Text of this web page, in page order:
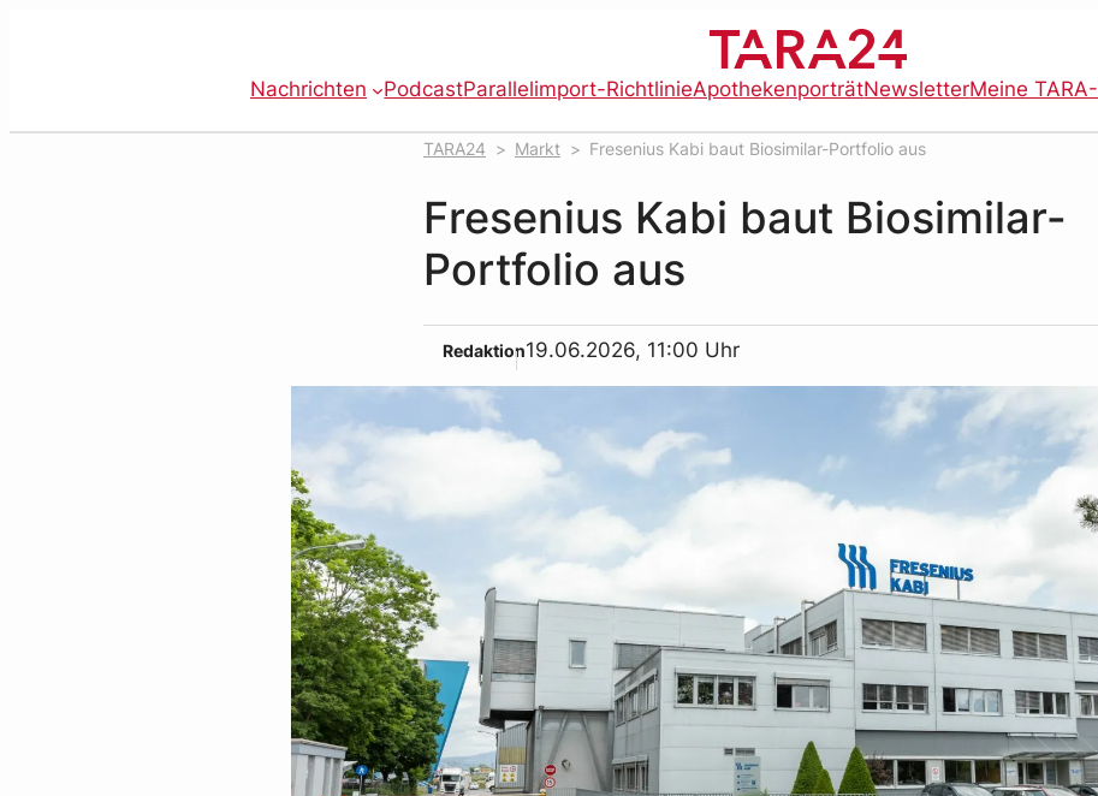
Nachrichten PodcastParallelimport-RichtlinieApothekenporträtNewsletterMeine
TARA24 Markt Fresenius Kabi baut Biosimilar-Portfolio aus
Fresenius Kabi baut Biosimilar-
Portfolio aus
Redaktion19.06.2026, 11:00 Uhr